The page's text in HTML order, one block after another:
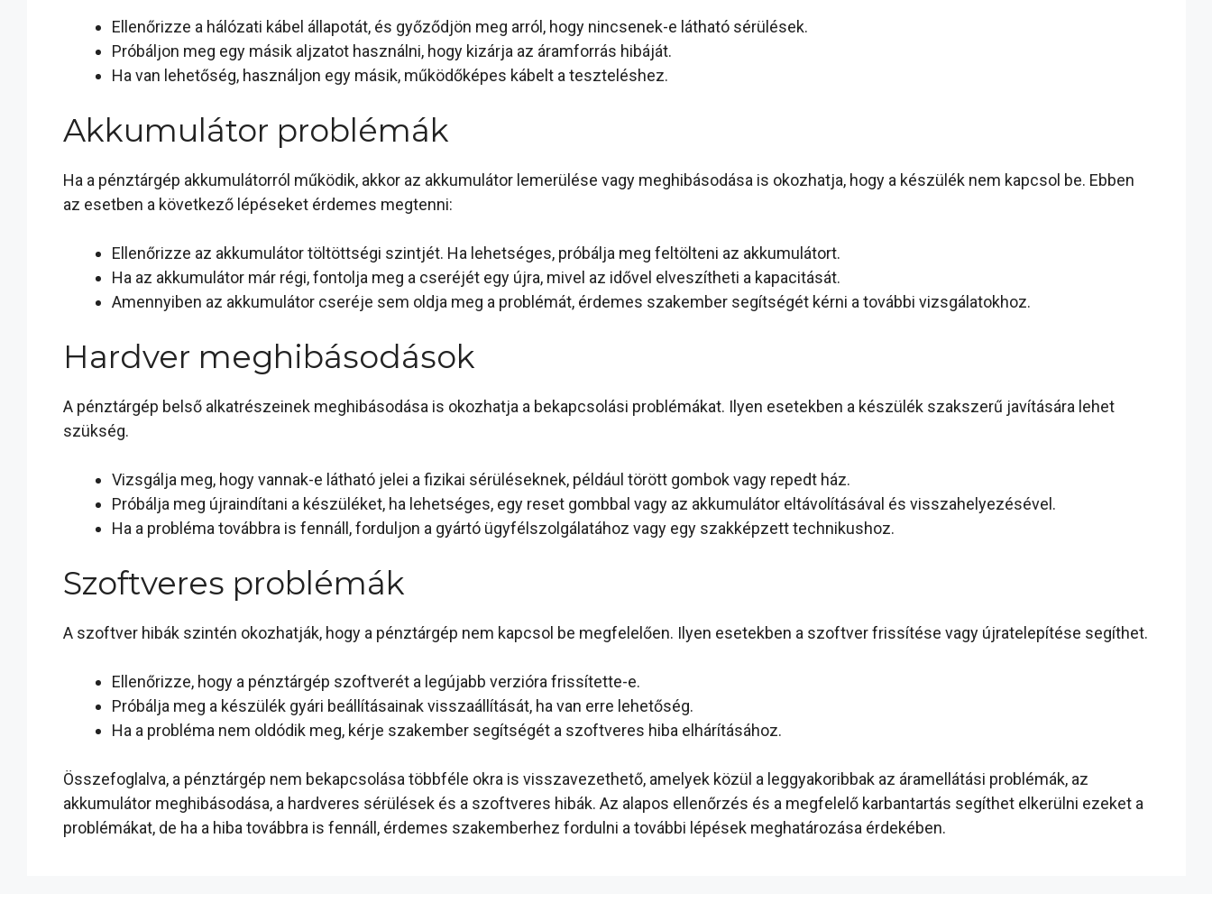
Ellenőrizze a hálózati kábel állapotát, és győződjön meg arról, hogy nincsenek-e látható sérülések.
Próbáljon meg egy másik aljzatot használni, hogy kizárja az áramforrás hibáját.
Ha van lehetőség, használjon egy másik, működőképes kábelt a teszteléshez.
Akkumulátor problémák
Ha a pénztárgép akkumulátorról működik, akkor az akkumulátor lemerülése vagy meghibásodása is okozhatja, hogy a készülék nem kapcsol be. Ebben
az esetben a következő lépéseket érdemes megtenni:
Ellenőrizze az akkumulátor töltöttségi szintjét. Ha lehetséges, próbálja meg feltölteni az akkumulátort.
Ha az akkumulátor már régi, fontolja meg a cseréjét egy újra, mivel az idővel elveszítheti a kapacitását.
Amennyiben az akkumulátor cseréje sem oldja meg a problémát, érdemes szakember segítségét kérni a további vizsgálatokhoz.
Hardver meghibásodások
A pénztárgép belső alkatrészeinek meghibásodása is okozhatja a bekapcsolási problémákat. Ilyen esetekben a készülék szakszerű javítására lehet
szükség.
Vizsgálja meg, hogy vannak-e látható jelei a fizikai sérüléseknek, például törött gombok vagy repedt ház.
Próbálja meg újraindítani a készüléket, ha lehetséges, egy reset gombbal vagy az akkumulátor eltávolításával és visszahelyezésével.
Ha a probléma továbbra is fennáll, forduljon a gyártó ügyfélszolgálatához vagy egy szakképzett technikushoz.
Szoftveres problémák
A szoftver hibák szintén okozhatják, hogy a pénztárgép nem kapcsol be megfelelően. Ilyen esetekben a szoftver frissítése vagy újratelepítése segíthet.
Ellenőrizze, hogy a pénztárgép szoftverét a legújabb verzióra frissítette-e.
Próbálja meg a készülék gyári beállításainak visszaállítását, ha van erre lehetőség.
Ha a probléma nem oldódik meg, kérje szakember segítségét a szoftveres hiba elhárításához.
Összefoglalva, a pénztárgép nem bekapcsolása többféle okra is visszavezethető, amelyek közül a leggyakoribbak az áramellátási problémák, az
akkumulátor meghibásodása, a hardveres sérülések és a szoftveres hibák. Az alapos ellenőrzés és a megfelelő karbantartás segíthet elkerülni ezeket a
problémákat, de ha a hiba továbbra is fennáll, érdemes szakemberhez fordulni a további lépések meghatározása érdekében.